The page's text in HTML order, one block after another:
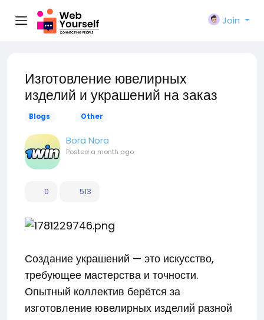
Join
Изготовление ювелирных
изделий и украшений на заказ
Blogs Other
Bora Nora
Posted a month ago
0 513
Создание украшений — это искусство,
требующее мастерства и точности.
Опытный коллектив берётся за
изготовление ювелирных изделий разной